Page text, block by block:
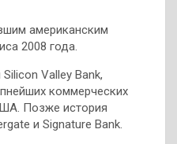
американским
2008 года.
Valley Bank,
коммерческих
Позже история
и Signature Bank.